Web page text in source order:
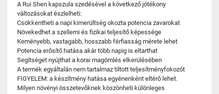
A Rui Shen kapszula szedésével a következő jótékony
változásokat észlelheti:
Csökkentheti a napi kimerültség okozta potencia zavarokat
Növekedhet a szellemi és fizikai teljesítő képessége
Keményebb, vastagabb, hosszabb férfiasság mérete lehet
Potencia erősítő hatása akár több napig is eltarthat
Segítséget nyújthat a korai magömlés elkerülésében
A termék egyáltalán nem tartalmaz tiltott teljesítményfokozót
FIGYELEM: a készítmény hatása egyénenként eltérő lehet.
Milyen növényi összetevőknek köszönheti különleges